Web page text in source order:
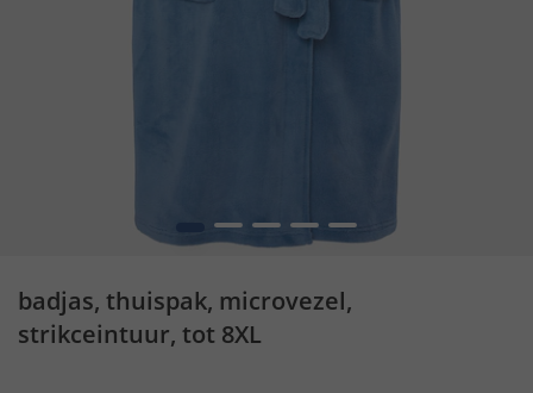
2 3 4 5
badjas, thuispak, microvezel,
strikceintuur, tot 8XL